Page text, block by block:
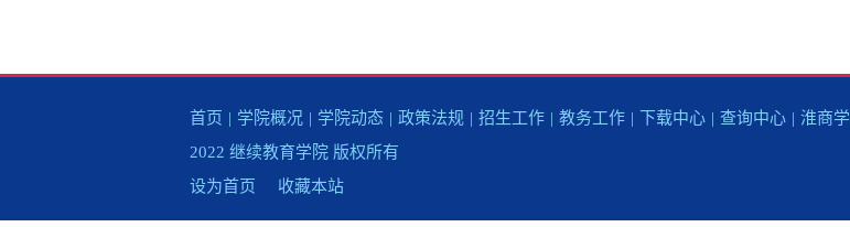
首页 | 学院概况 | 学院动态 | 政策法规 | 招生工作 | 教务工作 | 下载中心 | 查询中心 | 淮商
2022 继续教育学院 版权所有
设为首页
收藏本站